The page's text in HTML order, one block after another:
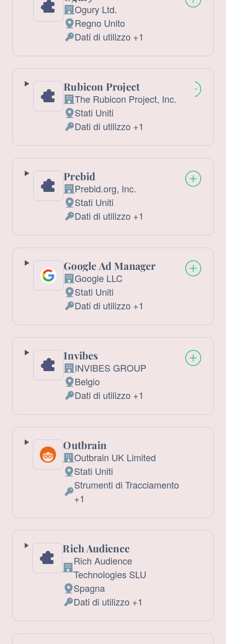
Azienda:
Ogury Ltd.
Luogo
del
trattamento:
Regno Unito
Dati
Personali
trattati:
Dati di utilizzo +1
Rubicon Project
Azienda:
The Rubicon Project, Inc.
Luogo
del
trattamento:
Stati Uniti
Dati
Personali
trattati:
Dati di utilizzo +1
Prebid
Azienda:
Prebid.org, Inc.
Luogo
del
trattamento:
Stati Uniti
Dati
Personali
trattati:
Dati di utilizzo +1
Google Ad Manager
Azienda:
Google LLC
Luogo
del
trattamento:
Stati Uniti
Dati
Personali
trattati:
Dati di utilizzo +1
Invibes
Azienda:
INVIBES GROUP
Luogo
del
trattamento:
Belgio
Dati
Personali
trattati:
Dati di utilizzo +1
Outbrain
Azienda:
Outbrain UK Limited
Luogo
del
trattamento:
Stati Uniti
Dati
Strumenti di Tracciamento
+1
Rich Audience
Azienda:
Rich Audience
Technologies SLU
Luogo
del
trattamento:
Spagna
Dati
Personali
trattati:
Dati di utilizzo +1